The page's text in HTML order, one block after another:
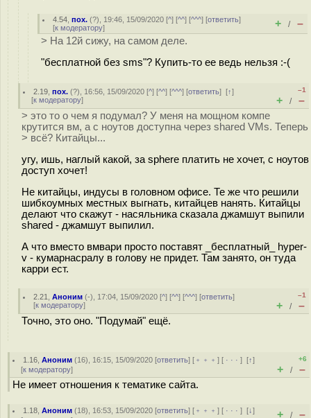
4.54 ,пох. (?), 19:46, 15/09/2020 [^] [^^] [^^^] [ответить]
[к модератору] + / –
> На 12й сижу, на самом деле.
"бесплатной без sms"? Купить-то ее ведь нельзя :-(
2.19 ,пох. (?), 16:56, 15/09/2020 [^] [^^] [^^^] [ответить][↑]
[к модератору]
–1
+ / –
> это то о чем я подумал? У меня на мощном компе
крутится вм, а с ноутов доступна через shared VMs. Теперь
> всё? Китайцы...
угу, ишь, наглый какой, за sphere платить не хочет, с ноутов
доступ хочет!
Не китайцы, индусы в головном офисе. Те же что решили
шибкоумных местных выгнать, китайцев нанять. Китайцы
делают что скажут - насяльника сказала джамшут выпили
shared - джамшут выпилил.
А что вместо вмвари просто поставят _бесплатный_ hyper-
v - кумарнacpaлу в голову не придет. Там занято, он туда
карри ест.
2.21 ,Аноним (-), 17:04, 15/09/2020 [^] [^^] [^^^] [ответить]
[к модератору]
–1
+ / –
Точно, это оно. "Подумай" ещё.
1.16 ,Аноним (16), 16:15, 15/09/2020 [ответить] [ ﹢﹢﹢] [ · · ·][↑]
[к модератору]
+6
+ / –
Не имеет отношения к тематике сайта.
1.18 ,Аноним (18), 16:53, 15/09/2020 [ответить] [ ﹢﹢﹢] [ · · ·][↓]
+ / –